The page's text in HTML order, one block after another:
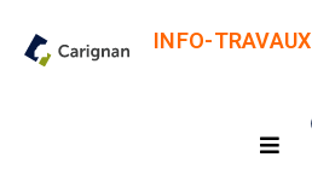
INFO-TRAVAUX